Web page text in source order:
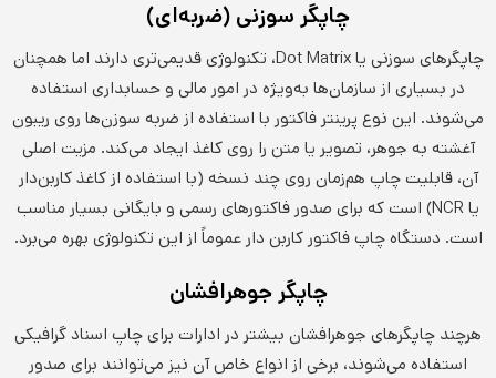
چاپگر سوزنی (ضربه‌ای)
چاپگرهای سوزنی یا Dot Matrix، تکنولوژی قدیمی‌تری دارند اما همچنان
در بسیاری از سازمان‌ها به‌ویژه در امور مالی و حسابداری استفاده
می‌شوند. این نوع پرینتر فاکتور با استفاده از ضربه سوزن‌ها روی ریبون
آغشته به جوهر، تصویر یا متن را روی کاغذ ایجاد می‌کند. مزیت اصلی
آن، قابلیت چاپ هم‌زمان روی چند نسخه (با استفاده از کاغذ کاربن‌دار
یا NCR) است که برای صدور فاکتورهای رسمی و بایگانی بسیار مناسب
است. دستگاه چاپ فاکتور کاربن دار عموماً از این تکنولوژی بهره می‌برد.
چاپگر جوهرافشان
هرچند چاپگرهای جوهرافشان بیشتر در ادارات برای چاپ اسناد گرافیکی
استفاده می‌شوند، برخی از انواع خاص آن نیز می‌توانند برای صدور